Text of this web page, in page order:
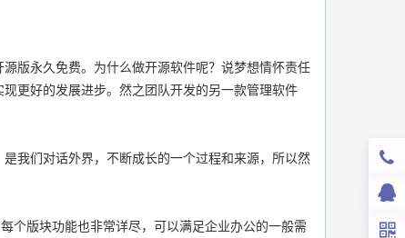
版永久免费。为什么做开源软件呢？说梦想情怀责任
更好的发展进步。然之团队开发的另一款管理软件
我们对话外界，不断成长的一个过程和来源，所以然
个版块功能也非常详尽，可以满足企业办公的一般需